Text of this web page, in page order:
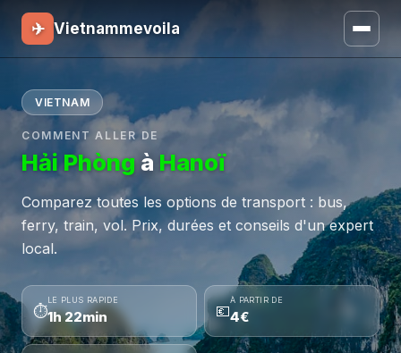
✈ Vietnammevoila
VIETNAM
COMMENT ALLER DE
Hải Phòngà Hanoï
Comparez toutes les options de transport : bus,
ferry, train, vol. Prix, durées et conseils d'un expert
local.
⏱
LE PLUS RAPIDE
1h 22min 💶
À PARTIR DE
4€